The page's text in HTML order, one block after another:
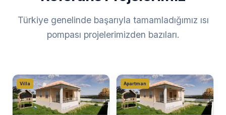
Türkiye genelinde başarıyla tamamladığımız ısı
pompası projelerimizden bazıları.
Villa Apartman